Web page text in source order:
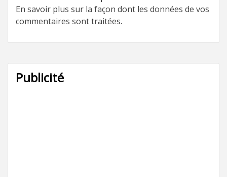
En savoir plus sur la façon dont les données de vos
commentaires sont traitées.
Publicité